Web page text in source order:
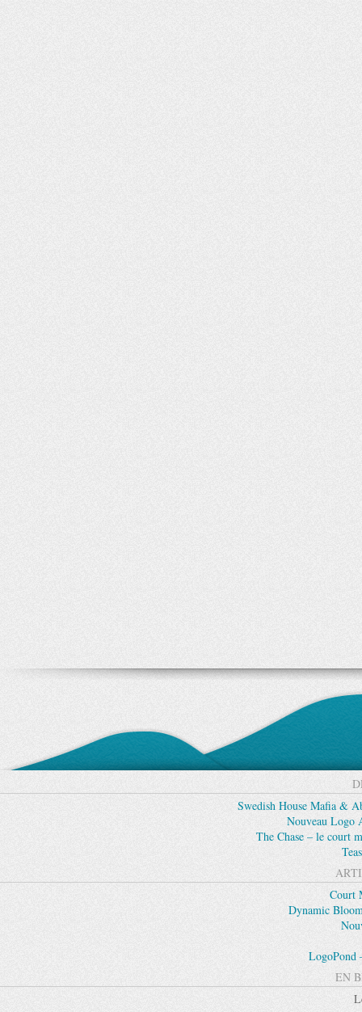
Swedish House Mafia &
Nouveau Logo
The Chase – le court
Court
Dynamic
LogoPond
EN